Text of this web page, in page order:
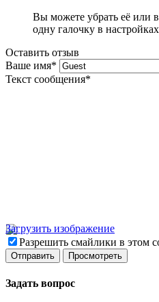
Вы можете убрать её или
одну галочку в
Оставить отзыв
Ваше имя*
Текст сообщения*
Загрузить изображение
Разрешить смайлики в этом
Задать вопрос